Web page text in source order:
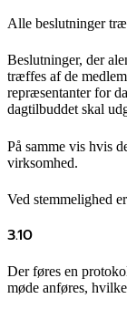
Alle beslutninger
Beslutninger, der
træffes af de
repræsentanter for
dagtilbuddet skal
På samme vis hvis
virksomhed.
Ved stemmelighed
3.10
Der føres en
møde anføres,